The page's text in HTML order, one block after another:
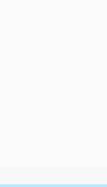
d/
d/